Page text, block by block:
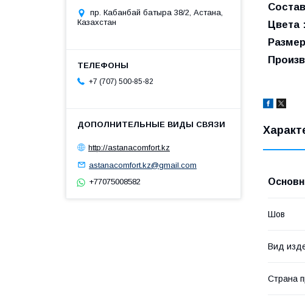
Цвета
Шов
Вид
Страна
пр. Кабанбай батыра 38/2, Астана,
Казахстан
+7 (707) 500-85-82
http://astanacomfort.kz
astanacomfort.kz@gmail.com
+77075008582